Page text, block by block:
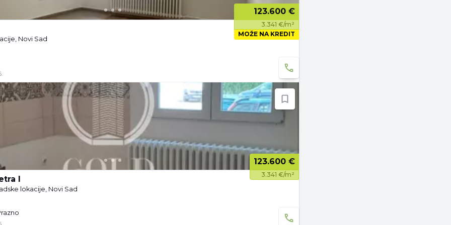
123.600 €
3.341 €/m²
MOŽE NA KREDIT
Novi Sad
123.600 €
3.341 €/m²
I
lokacije, Novi Sad